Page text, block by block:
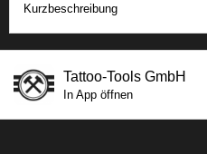
Kurzbeschreibung
Tattoo-Tools GmbH
In App öffnen